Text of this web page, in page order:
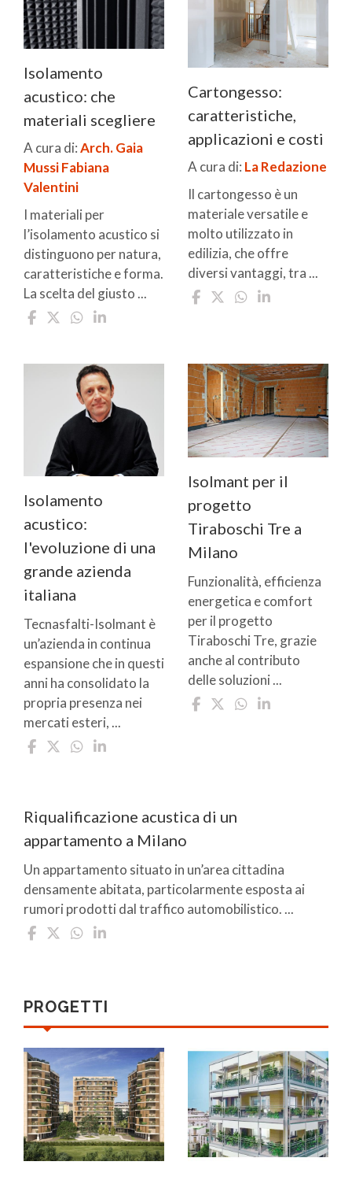
Isolamento
acustico: che
materiali scegliere
A cura di:Arch. Gaia
MussiFabiana
Valentini
I materiali per
l’isolamento acustico si
distinguono per natura,
caratteristiche e forma.
La scelta del giusto ...
Cartongesso:
caratteristiche,
applicazioni e costi
A cura di: La Redazione
Il cartongesso è un
materiale versatile e
molto utilizzato in
edilizia, che offre
diversi vantaggi, tra ...
Isolamento
acustico:
l'evoluzione di una
grande azienda
italiana
Tecnasfalti-Isolmant è
un’azienda in continua
espansione che in questi
anni ha consolidato la
propria presenza nei
mercati esteri, ...
Isolmant per il
progetto
Tiraboschi Tre a
Milano
Funzionalità, efficienza
energetica e comfort
per il progetto
Tiraboschi Tre, grazie
anche al contributo
delle soluzioni ...
Riqualificazione acustica di un
appartamento a Milano
Un appartamento situato in un’area cittadina
densamente abitata, particolarmente esposta ai
rumori prodotti dal traffico automobilistico. ...
PROGETTI